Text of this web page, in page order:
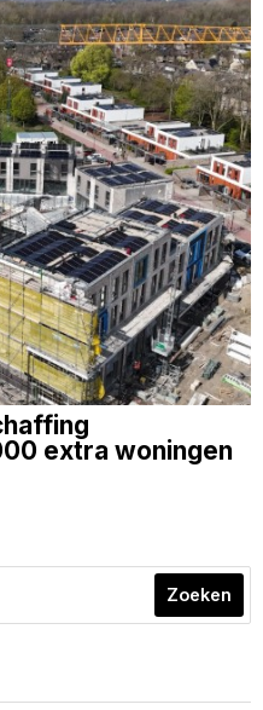
extra woningen
Zoeken